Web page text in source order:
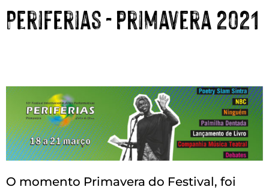
Periferias - primavera 2021
O momento Primavera do Festival, foi